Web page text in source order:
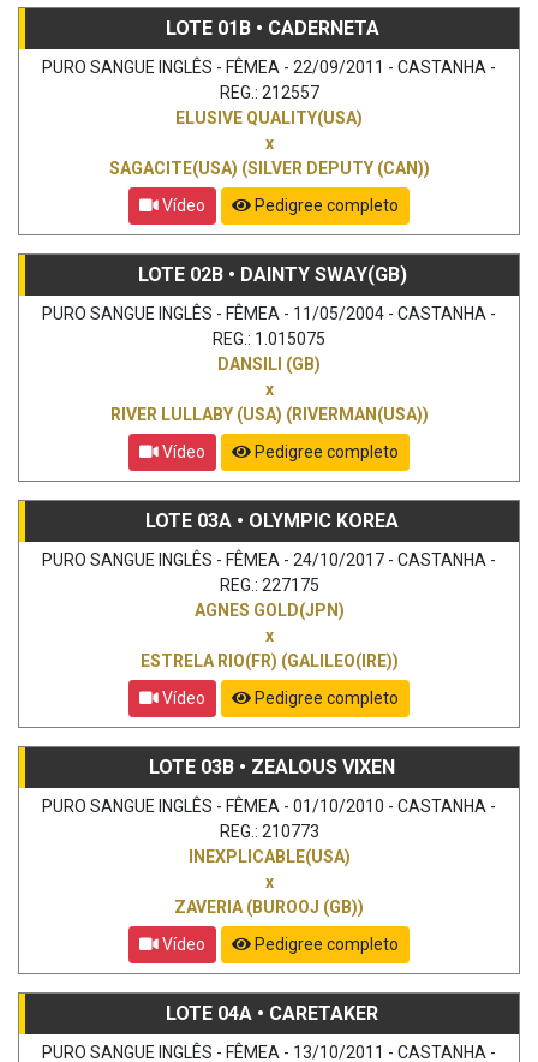
LOTE 01B • CADERNETA
PURO SANGUE INGLÊS - FÊMEA - 22/09/2011 - CASTANHA -
REG.: 212557
ELUSIVE QUALITY(USA)
x
SAGACITE(USA) (SILVER DEPUTY (CAN))
Vídeo
Pedigree completo
LOTE 02B • DAINTY SWAY(GB)
PURO SANGUE INGLÊS - FÊMEA - 11/05/2004 - CASTANHA -
REG.: 1.015075
DANSILI (GB)
x
RIVER LULLABY (USA) (RIVERMAN(USA))
Vídeo
Pedigree completo
LOTE 03A • OLYMPIC KOREA
PURO SANGUE INGLÊS - FÊMEA - 24/10/2017 - CASTANHA -
REG.: 227175
AGNES GOLD(JPN)
x
ESTRELA RIO(FR) (GALILEO(IRE))
Vídeo
Pedigree completo
LOTE 03B • ZEALOUS VIXEN
PURO SANGUE INGLÊS - FÊMEA - 01/10/2010 - CASTANHA -
REG.: 210773
INEXPLICABLE(USA)
x
ZAVERIA (BUROOJ (GB))
Vídeo
Pedigree completo
LOTE 04A • CARETAKER
PURO SANGUE INGLÊS - FÊMEA - 13/10/2011 - CASTANHA -